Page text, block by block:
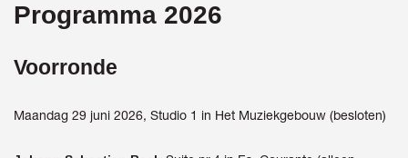
Programma 2026
Voorronde
Maandag 29 juni 2026, Studio 1 in Het Muziekgebouw (besloten)